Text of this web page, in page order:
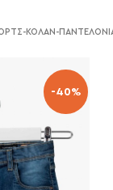
ΚΟΛΑΝ-
-40%